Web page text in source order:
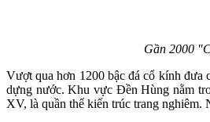
Gần 2000
Vượt qua hơn 1200 bậc đá cổ kính đưa
dựng nước. Khu vực Đền Hùng nằm
XV, là quần thể kiến trúc trang